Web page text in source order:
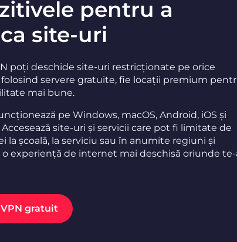
pentru a
site-uri
poți deschide site-uri restricționate pe orice
servere gratuite, fie locații premium
mai bune.
pe Windows, macOS, Android, iOS și
Accesează site-uri și servicii care pot fi limitate de
la școală, la serviciu sau în anumite regiuni și
experiență de internet mai deschisă oriunde te-
gratuit